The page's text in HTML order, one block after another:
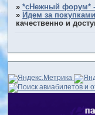
»*сНежный форум* -
» Идем за покупками
качественно и